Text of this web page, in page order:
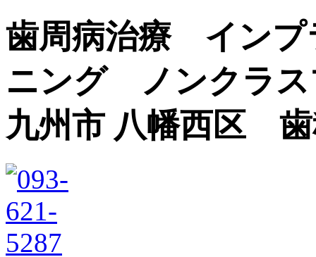
歯周病治療 イン
ニング ノンクラ
九州市 八幡西区